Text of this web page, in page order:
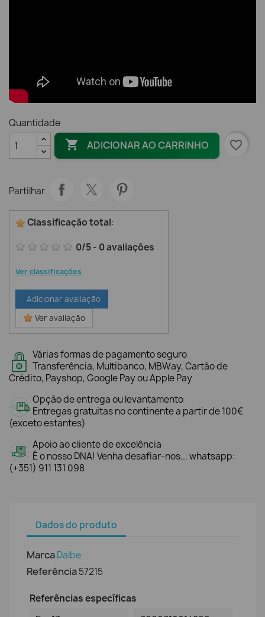
Quantidade
 ADICIONAR AO CARRINHO favorite_border
Partilhar
Classificação total:
0/5- 0avaliações
Ver classificações
Adicionar avaliação
Ver avaliação
Várias formas de pagamento seguro
Transferência, Multibanco, MBWay, Cartão de
Crédito, Payshop, Google Pay ou Apple Pay
Opção de entrega ou levantamento
Entregas gratuitas no continente a partir de 100€
(exceto estantes)
Apoio ao cliente de excelência
É o nosso DNA! Venha desafiar-nos... whatsapp:
(+351) 911 131 098
Dados do produto
MarcaDalbe
Referência57215
Referências específicas